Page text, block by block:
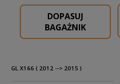
DOPASUJ
BAGAŻNIK
GL X166 ( 2012 --> 2015 )